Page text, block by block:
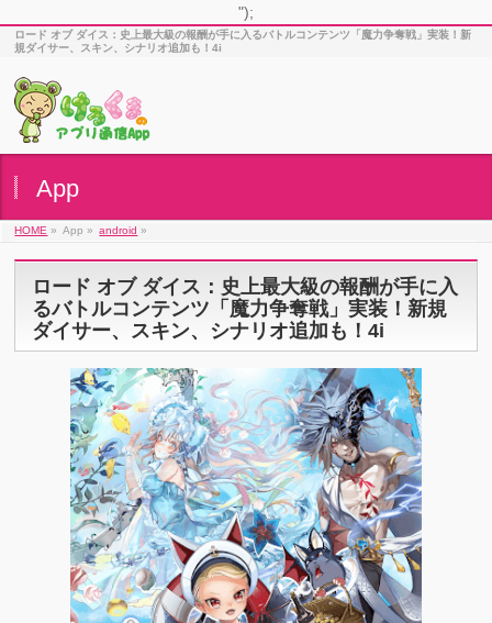
");
ロード オブ ダイス：史上最大級の報酬が手に入るバトルコンテンツ「魔力争奪戦」実装！新
規ダイサー、スキン、シナリオ追加も！4i
App
HOME » App » android »
ロード オブ ダイス：史上最大級の報酬が手に入
るバトルコンテンツ「魔力争奪戦」実装！新規
ダイサー、スキン、シナリオ追加も！4i